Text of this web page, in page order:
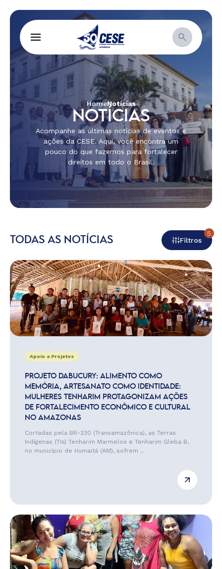
HomeNotícias
NOTÍCIAS
Acompanhe as últimas notícias de eventos e
ações da CESE. Aqui, você encontra um
pouco do que fazemos para fortalecer
direitos em todo o Brasil.
TODAS AS NOTÍCIAS Filtros
5
Apoio a Projetos
PROJETO DABUCURY: ALIMENTO COMO
MEMÓRIA, ARTESANATO COMO IDENTIDADE:
MULHERES TENHARIM PROTAGONIZAM AÇÕES
DE FORTALECIMENTO ECONÔMICO E CULTURAL
NO AMAZONAS
Cortadas pela BR-230 (Transamazônica), as Terras
Indígenas (TIs) Tenharim Marmelos e Tenharim Gleba B,
no município de Humaitá (AM), sofrem ...